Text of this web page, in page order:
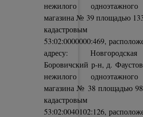
нежилого
магазина № 39 площадью
кадастровым
53:02:0000000:469,
адресу:
Боровичский р-н, д.
нежилого
магазина № 38 площадью
кадастровым
53:02:0040102:126,